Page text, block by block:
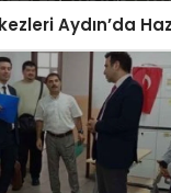
Aydın’da